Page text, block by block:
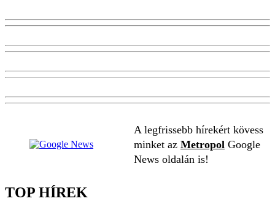
A legfrissebb hírekért kövess
minket az Metropol Google
News oldalán is!
TOP HÍREK